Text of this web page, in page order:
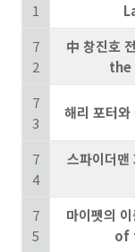
1
7
2
中 창진호
the
7
3
해리 포터
7
4
스파이더
7
5
마이펫의
of